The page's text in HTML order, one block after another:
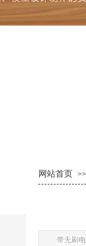
网站首页 >>
带无刷